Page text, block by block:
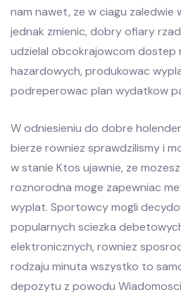
nam nawet, ze w ciagu zaledwie
jednak zmienic, dobry ofiary
udzielal obcokrajowcom dostep
hazardowych, produkowac
podreperowac plan wydatkow
W odniesieniu do dobre
bierze rowniez sprawdzilismy i
w stanie Ktos ujawnie, ze
roznorodna moge zapewniac
wyplat. Sportowcy mogli
popularnych sciezka
elektronicznych, rowniez
rodzaju minuta wszystko to
depozytu z powodu